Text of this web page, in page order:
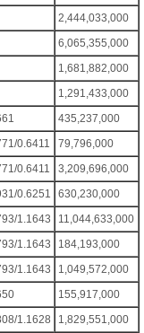
2,444,033,000
6,065,355,000
1,681,882,000
1,291,433,000
435,237,000
0.6411
79,796,000
0.6411
3,209,696,000
0.6251
630,230,000
1.1643
11,044,633,000
1.1643
184,193,000
1.1643
1,049,572,000
155,917,000
1.1628
1,829,551,000